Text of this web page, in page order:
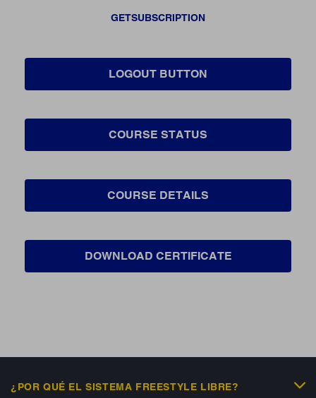
GETSUBSCRIPTION
LOGOUT BUTTON
COURSE STATUS
COURSE DETAILS
DOWNLOAD CERTIFICATE
¿POR QUÉ EL SISTEMA FREESTYLE LIBRE?